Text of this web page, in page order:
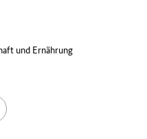
und Ernährung